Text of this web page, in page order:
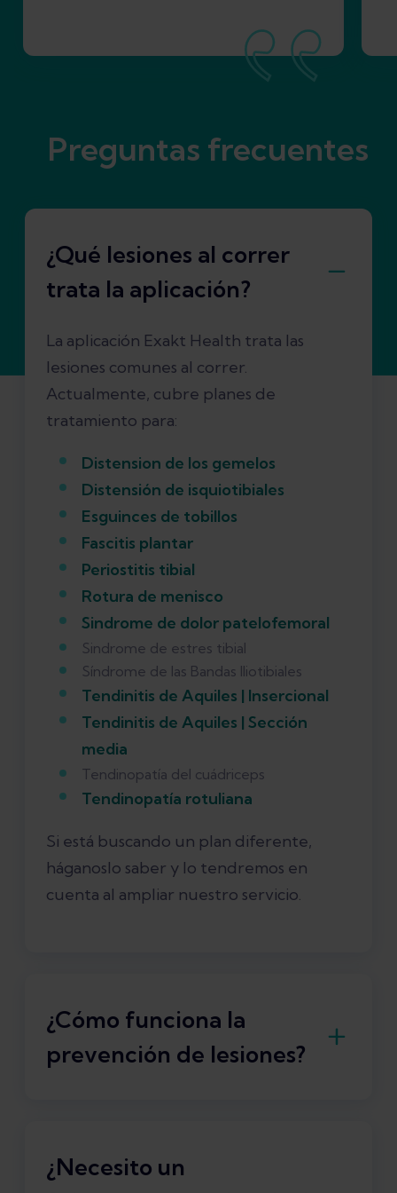
Preguntas frecuentes
¿Qué lesiones al correr
trata la aplicación?
La aplicación Exakt Health trata las
lesiones comunes al correr.
Actualmente, cubre planes de
tratamiento para:
Distension de los gemelos
Distensión de isquiotibiales
Esguinces de tobillos
Fascitis plantar
Periostitis tibial
Rotura de menisco
Sindrome de dolor patelofemoral
Sindrome de estres tibial
Síndrome de las Bandas Iliotibiales
Tendinitis de Aquiles | Insercional
Tendinitis de Aquiles | Sección
media
Tendinopatía del cuádriceps
Tendinopatía rotuliana
Si está buscando un plan diferente,
háganoslo saber y lo tendremos en
cuenta al ampliar nuestro servicio.
¿Cómo funciona la
prevención de lesiones?
Prevención. Este plan ayuda a los
corredores nuevos y experimentados a
¿Necesito un